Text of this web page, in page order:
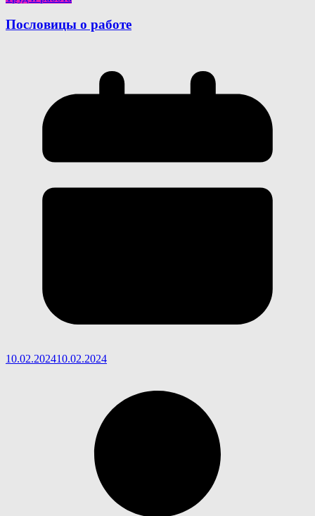
Пословицы о работе
10.02.202410.02.2024